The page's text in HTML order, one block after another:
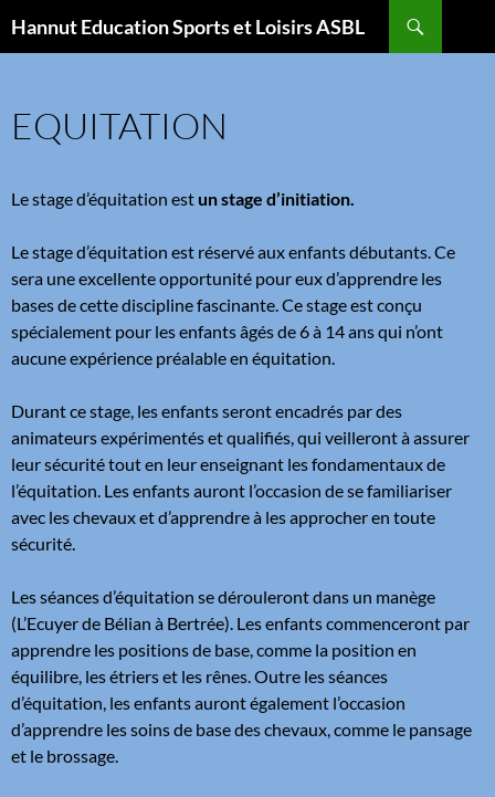
auHannut Education Sports et Loisirs ASBL
EQUITATION
Le stage d’équitation estun stage d’initiation.
Le stage d’équitation est réservé aux enfants débutants. Ce
sera une excellente opportunité pour eux d’apprendre les
bases de cette discipline fascinante. Ce stage est conçu
spécialement pour les enfants âgés de 6 à 14 ans qui n’ont
aucune expérience préalable en équitation.
Durant ce stage, les enfants seront encadrés par des
animateurs expérimentés et qualifiés, qui veilleront à assurer
leur sécurité tout en leur enseignant les fondamentaux de
l’équitation. Les enfants auront l’occasion de se familiariser
avec les chevaux et d’apprendre à les approcher en toute
sécurité.
Les séances d’équitation se dérouleront dans un manège
(L’Ecuyer de Bélian à Bertrée). Les enfants commenceront par
apprendre les positions de base, comme la position en
équilibre, les étriers et les rênes. Outre les séances
d’équitation, les enfants auront également l’occasion
d’apprendre les soins de base des chevaux, comme le pansage
et le brossage.